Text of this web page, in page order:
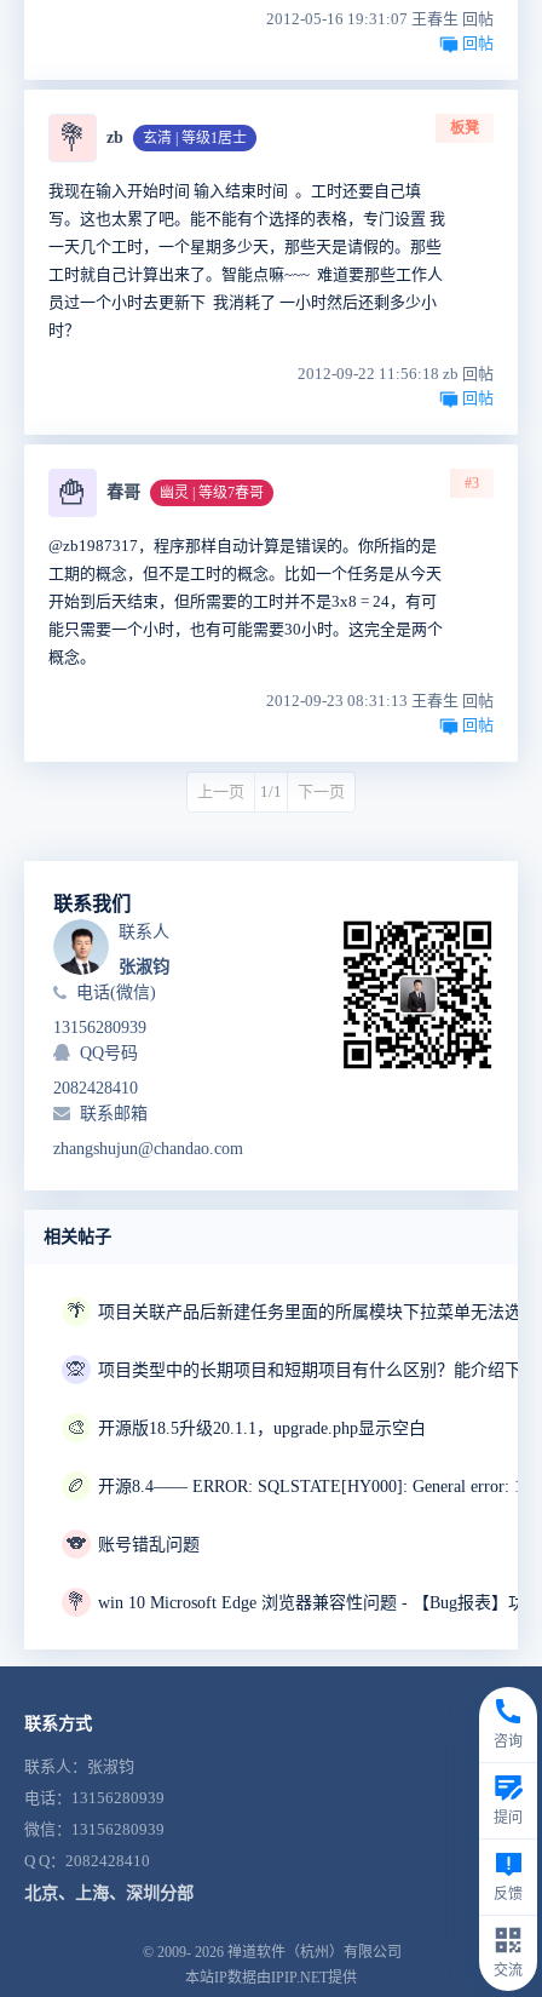
2012-05-16 19:31:07 王春生 回帖
回帖
💐 zb 玄清 | 等级1居士
板凳
我现在输入开始时间 输入结束时间 。工时还要自己填
写。这也太累了吧。能不能有个选择的表格，专门设置 我
一天几个工时，一个星期多少天，那些天是请假的。那些
工时就自己计算出来了。智能点嘛~~~ 难道要那些工作人
员过一个小时去更新下 我消耗了 一小时然后还剩多少小
时？
2012-09-22 11:56:18 zb 回帖
回帖
🍟 春哥 幽灵 | 等级7春哥
#3
@zb1987317，程序那样自动计算是错误的。你所指的是
工期的概念，但不是工时的概念。比如一个任务是从今天
开始到后天结束，但所需要的工时并不是3x8 = 24，有可
能只需要一个小时，也有可能需要30小时。这完全是两个
概念。
2012-09-23 08:31:13 王春生 回帖
回帖
上一页 1/1 下一页
联系我们
联系人
张淑钧
电话(微信)
13156280939
QQ号码
2082428410
联系邮箱
zhangshujun@chandao.com
相关帖子
🌴 项目关联产品后新建任务里面的所属模块下拉菜单无法选择
🙊
🎨 开源版18.5升级20.1.1，upgrade.php显示空白
🏉
🐨 账号错乱问题
💐
联系方式
联系人：张淑钧
电话：13156280939
微信：13156280939
Q Q：2082428410
北京、上海、深圳分部
© 2009- 2026 禅道软件（杭州）有限公司
本站IP数据由IPIP.NET提供
咨询
提问
反馈
交流